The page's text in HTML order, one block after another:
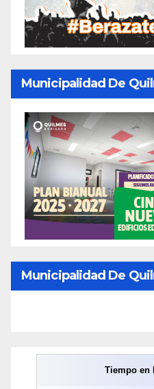
Municipalidad De
Municipalidad De
Tiempo en